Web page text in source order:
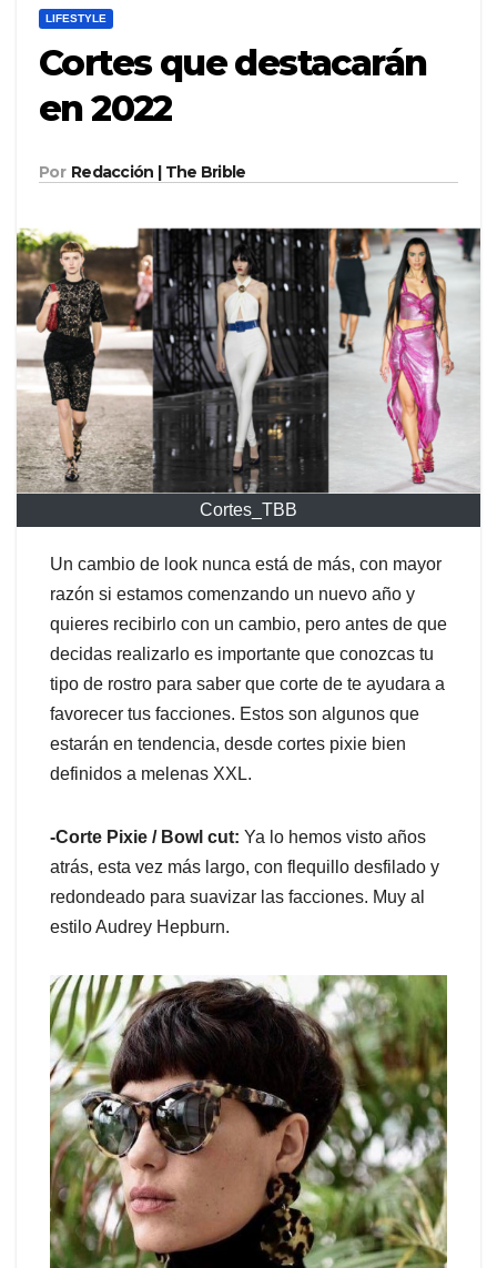
LIFESTYLE
Cortes que destacarán
en 2022
Por Redacción | The Brible
Cortes_TBB
Un cambio de look nunca está de más, con mayor
razón si estamos comenzando un nuevo año y
quieres recibirlo con un cambio, pero antes de que
decidas realizarlo es importante que conozcas tu
tipo de rostro para saber que corte de te ayudara a
favorecer tus facciones. Estos son algunos que
estarán en tendencia, desde cortes pixie bien
definidos a melenas XXL.
-Corte Pixie / Bowl cut: Ya lo hemos visto años
atrás, esta vez más largo, con flequillo desfilado y
redondeado para suavizar las facciones. Muy al
estilo Audrey Hepburn.